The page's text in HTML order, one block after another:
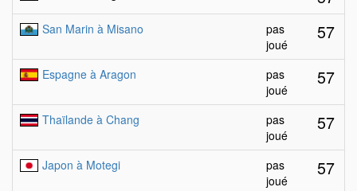
San Marin à Misano
pas
joué
57
Espagne à Aragon
pas
joué
57
Thaïlande à Chang
pas
joué
57
Japon à Motegi
pas
joué
57